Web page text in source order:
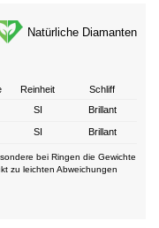
Natürliche Diamanten
Reinheit
Schliff
SI Brillant
SI Brillant
bei Ringen die Gewichte
zu leichten Abweichungen